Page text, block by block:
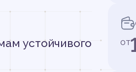
устойчивого
от